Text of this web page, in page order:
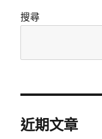
搜尋
近期文章